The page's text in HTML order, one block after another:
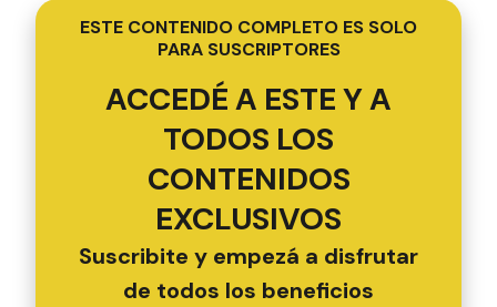
ESTE CONTENIDO COMPLETO ES SOLO
PARA SUSCRIPTORES
ACCEDÉ A ESTE Y A
TODOS LOS
CONTENIDOS
EXCLUSIVOS
Suscribite y empezá a disfrutar
de todos los beneficios